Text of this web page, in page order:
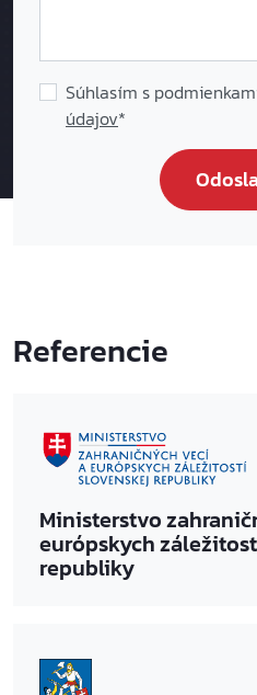
Súhlasím s
údajov*
Referencie
Ministerstvo
európskych
republiky